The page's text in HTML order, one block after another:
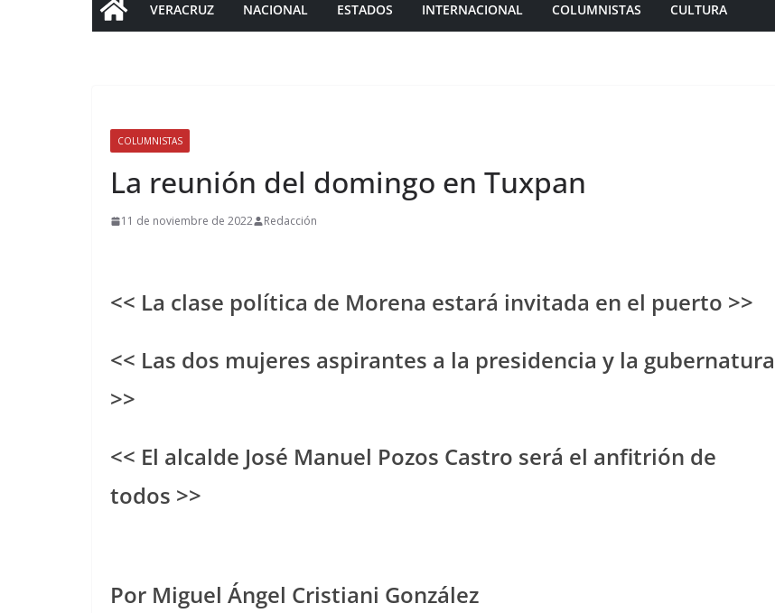
VERACRUZ NACIONAL ESTADOS INTERNACIONAL COLUMNISTAS CULTURA
COLUMNISTAS
La reunión del domingo en Tuxpan
11 de noviembre de 2022 Redacción
<< La clase política de Morena estará invitada en el puerto >>
<< Las dos mujeres aspirantes a la presidencia y la gubernatura
>>
<< El alcalde José Manuel Pozos Castro será el anfitrión de
todos >>
Por Miguel Ángel Cristiani González